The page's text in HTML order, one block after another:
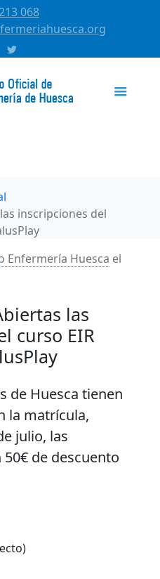
068
inscripciones del
Enfermería Huesca el
las
curso EIR
de Huesca tienen
la matrícula,
julio, las
de descuento